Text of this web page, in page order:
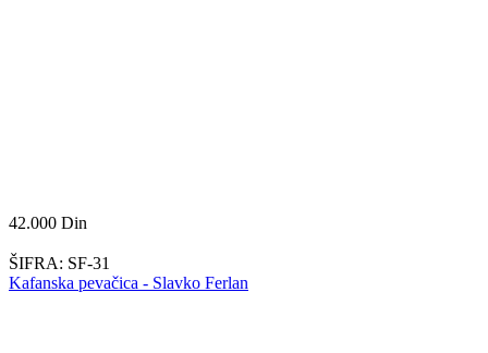
42.000 Din
ŠIFRA: SF-31
Kafanska pevačica - Slavko Ferlan